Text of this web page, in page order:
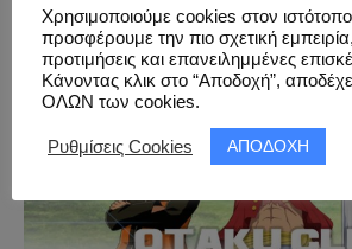
Χρησιμοποιούμε cookies στον
προσφέρουμε την πιο σχετική
προτιμήσεις και επανειλημμένες
Κάνοντας κλικ στο “Αποδοχή”,
ΟΛΩΝ των cookies.
Ρυθμίσεις Cookies ΑΠΟΔΟΧΗ